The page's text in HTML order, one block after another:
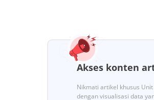
Akses konten
Nikmati artikel khusus
dengan visualisasi data